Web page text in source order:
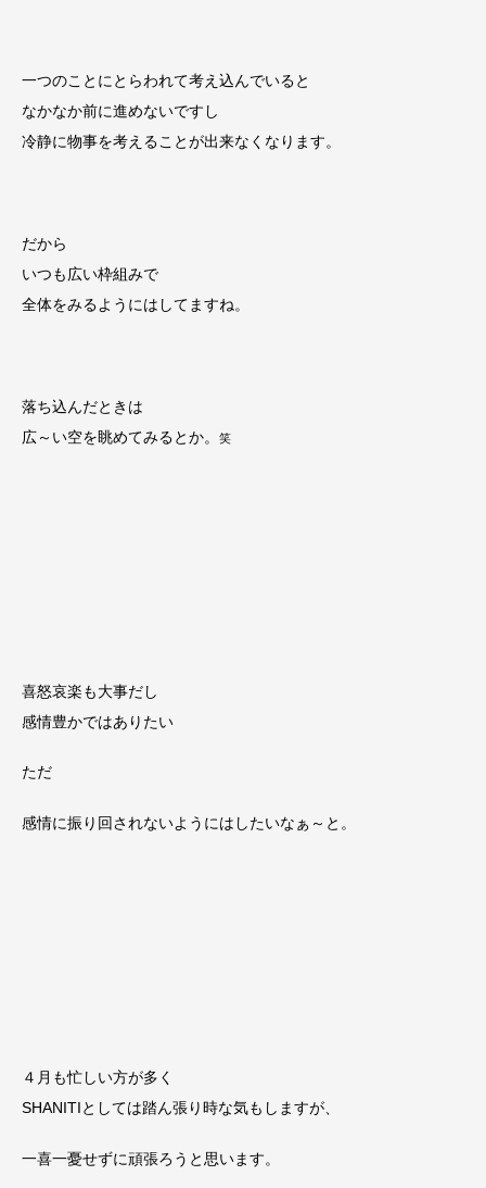
一つのことにとらわれて考え込んでいると
なかなか前に進めないですし
冷静に物事を考えることが出来なくなります。
だから
いつも広い枠組みで
全体をみるようにはしてますね。
落ち込んだときは
広～い空を眺めてみるとか。
笑
喜怒哀楽も大事だし
感情豊かではありたい
ただ
感情に振り回されないようにはしたいなぁ～と。
４月も忙しい方が多く
SHANITIとしては踏ん張り時な気もしますが、
一喜一憂せずに頑張ろうと思います。